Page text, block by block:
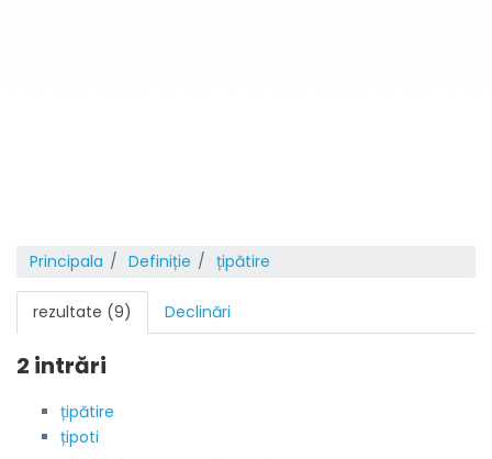
Principala Definiție țipătire
rezultate (9) Declinări
2 intrări
țipătire
țipoti